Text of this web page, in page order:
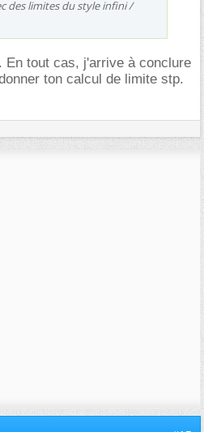
des limites du style infini /
En tout cas, j'arrive à conclure
ton calcul de limite stp.